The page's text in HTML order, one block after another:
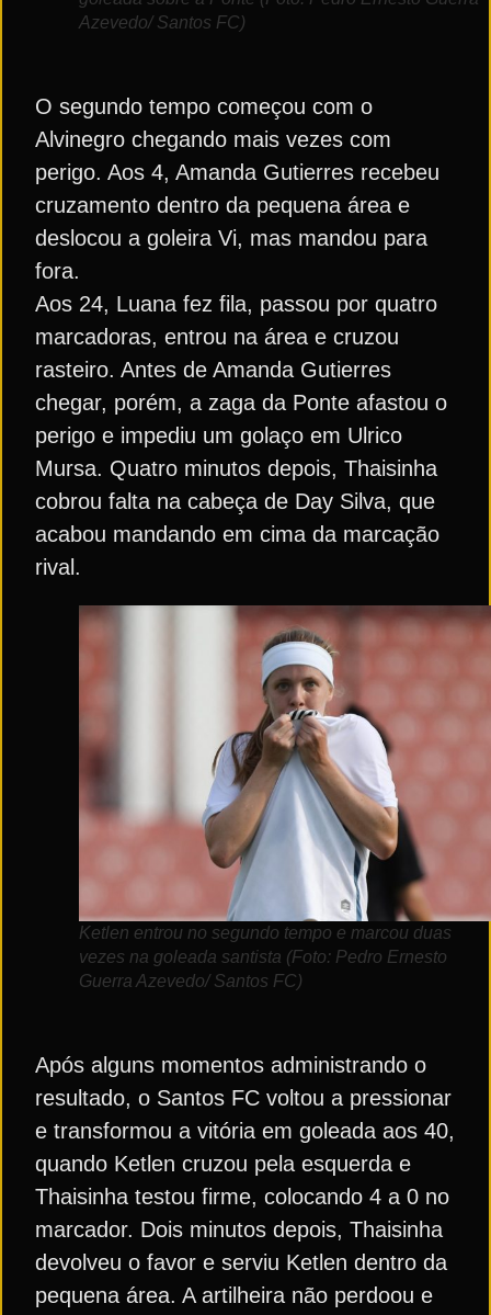
Azevedo/ Santos FC)
O segundo tempo começou com o
Alvinegro chegando mais vezes com
perigo. Aos 4, Amanda Gutierres recebeu
cruzamento dentro da pequena área e
deslocou a goleira Vi, mas mandou para
fora.
Aos 24, Luana fez fila, passou por quatro
marcadoras, entrou na área e cruzou
rasteiro. Antes de Amanda Gutierres
chegar, porém, a zaga da Ponte afastou o
perigo e impediu um golaço em Ulrico
Mursa. Quatro minutos depois, Thaisinha
cobrou falta na cabeça de Day Silva, que
acabou mandando em cima da marcação
rival.
Ketlen entrou no segundo tempo e marcou duas
vezes na goleada santista (Foto: Pedro Ernesto
Guerra Azevedo/ Santos FC)
Após alguns momentos administrando o
resultado, o Santos FC voltou a pressionar
e transformou a vitória em goleada aos 40,
quando Ketlen cruzou pela esquerda e
Thaisinha testou firme, colocando 4 a 0 no
marcador. Dois minutos depois, Thaisinha
devolveu o favor e serviu Ketlen dentro da
pequena área. A artilheira não perdoou e